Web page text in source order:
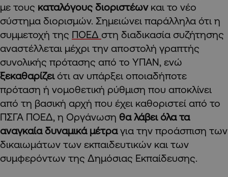
με τους καταλόγους διοριστέων και το νέο
σύστημα διορισμών. Σημειώνει παράλληλα ότι η
συμμετοχή της ΠΟΕΔ στη διαδικασία συζήτησης
αναστέλλεται μέχρι την αποστολή γραπτής
συνολικής πρότασης από το ΥΠΑΝ, ενώ
ξεκαθαρίζει ότι αν υπάρξει οποιαδήποτε
πρόταση ή νομοθετική ρύθμιση που αποκλίνει
από τη βασική αρχή που έχει καθοριστεί από το
ΠΣΓΑ ΠΟΕΔ, η Οργάνωση θα λάβει όλα τα
αναγκαία δυναμικά μέτραγια την προάσπιση των
δικαιωμάτων των εκπαιδευτικών και των
συμφερόντων της Δημόσιας Εκπαίδευσης.